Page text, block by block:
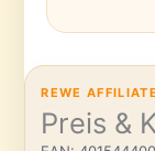
REWE AFFILIATE
Preis &